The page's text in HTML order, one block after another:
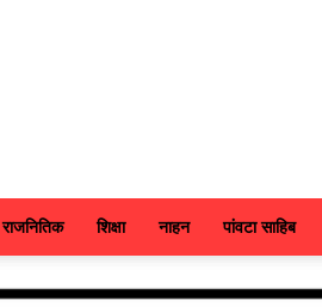
राजनितिक शिक्षा नाहन पांवटा साहिब